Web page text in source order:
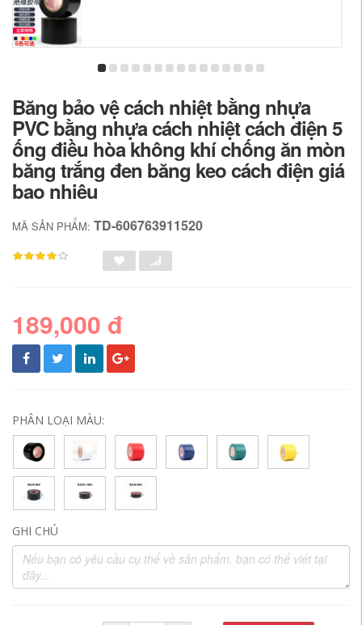
Băng bảo vệ cách nhiệt bằng nhựa
PVC bằng nhựa cách nhiệt cách điện 5
ống điều hòa không khí chống ăn mòn
băng trắng đen băng keo cách điện giá
bao nhiêu
MÃ SẢN PHẨM: TD-606763911520
189,000 đ
PHÂN LOẠI MÀU:
GHI CHÚ